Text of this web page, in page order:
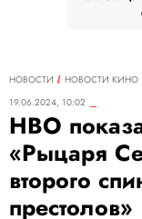
НОВОСТИ
НОВОСТИ КИНО
19.06.2024, 10:02
HBO
«Рыцаря
второго
престолов»